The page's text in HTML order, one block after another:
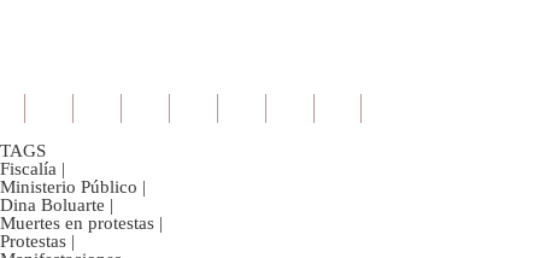
TAGS
Fiscalía |
Ministerio Público |
Dina Boluarte |
Muertes en protestas |
Protestas |